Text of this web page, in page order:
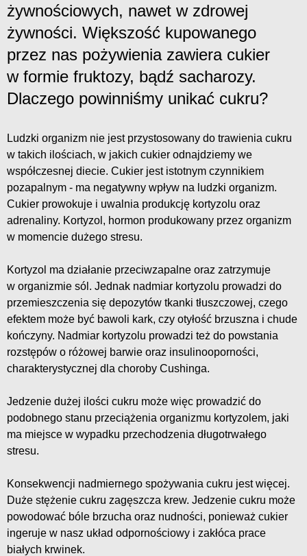
żywnościowych, nawet w zdrowej
żywności. Większość kupowanego
przez nas pożywienia zawiera cukier
w formie fruktozy, bądź sacharozy.
Dlaczego powinniśmy unikać cukru?
Ludzki organizm nie jest przystosowany do trawienia cukru
w takich ilościach, w jakich cukier odnajdziemy we
współczesnej diecie. Cukier jest istotnym czynnikiem
pozapalnym - ma negatywny wpływ na ludzki organizm.
Cukier prowokuje i uwalnia produkcję kortyzolu oraz
adrenaliny. Kortyzol, hormon produkowany przez organizm
w momencie dużego stresu.
Kortyzol ma działanie przeciwzapalne oraz zatrzymuje
w organizmie sól. Jednak nadmiar kortyzolu prowadzi do
przemieszczenia się depozytów tkanki tłuszczowej, czego
efektem może być bawoli kark, czy otyłość brzuszna i chude
kończyny. Nadmiar kortyzolu prowadzi też do powstania
rozstępów o różowej barwie oraz insulinooporności,
charakterystycznej dla choroby Cushinga.
Jedzenie dużej ilości cukru może więc prowadzić do
podobnego stanu przeciążenia organizmu kortyzolem, jaki
ma miejsce w wypadku przechodzenia długotrwałego
stresu.
Konsekwencji nadmiernego spożywania cukru jest więcej.
Duże stężenie cukru zagęszcza krew. Jedzenie cukru może
powodować bóle brzucha oraz nudności, ponieważ cukier
ingeruje w nasz układ odpornościowy i zakłóca prace
białych krwinek.